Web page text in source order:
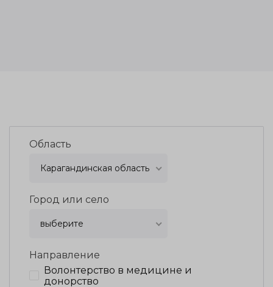
Область
Карагандинская область
Город или село
выберите
Направление
Волонтерство в медицине и
донорство